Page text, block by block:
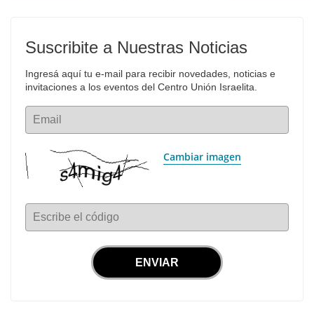
Suscribite a Nuestras Noticias
Ingresá aquí tu e-mail para recibir novedades, noticias e
invitaciones a los eventos del Centro Unión Israelita.
Email
Cambiar imagen
Escribe el código